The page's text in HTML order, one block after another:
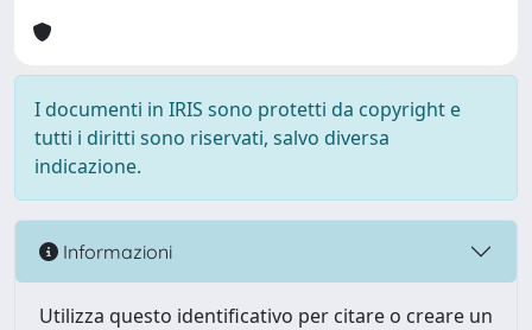
I documenti in IRIS sono protetti da copyright e
tutti i diritti sono riservati, salvo diversa
indicazione.
Informazioni
Utilizza questo identificativo per citare o creare un